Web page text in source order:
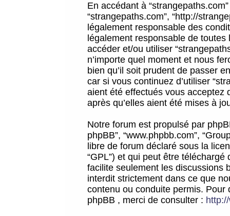
En accédant à
“strangepaths.com”, “http://
légalement responsable des
légalement responsable de
accéder et/ou utiliser
n’importe quel moment et nous
bien qu’il soit prudent de passer
car si vous continuez d’utiliser
aient été effectués vous acceptez
après qu’elles aient été mises à
Notre forum est propulsé par
phpBB”, “www.phpbb.com”,
libre de forum déclaré sous la
“GPL”) et qui peut être téléchargé
facilite seulement les discussions
interdit strictement dans ce que
contenu ou conduite permis.
phpBB , merci de consulter :